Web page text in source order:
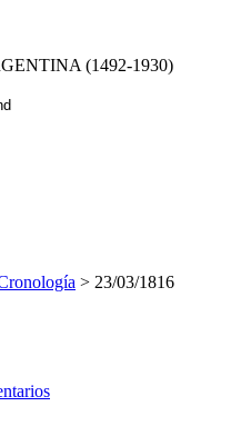
(1492-1930)
> 23/03/1816